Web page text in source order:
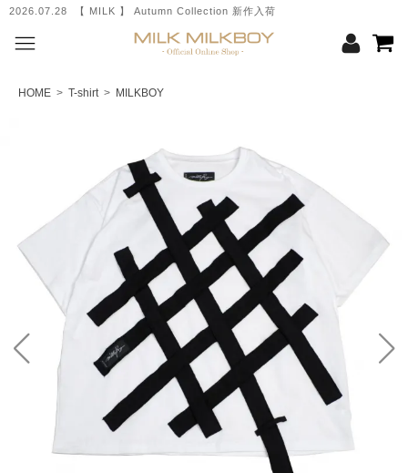
2026.07.28 【 MILK 】 Autumn Collection 新作入荷
HOME > T-shirt> MILKBOY